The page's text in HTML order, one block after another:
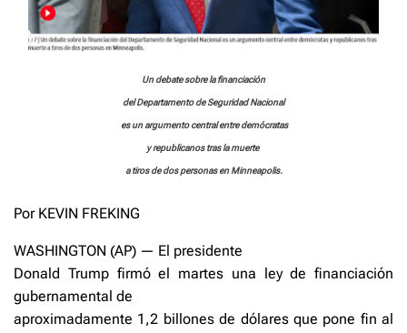
Un debate sobre la financiación
del Departamento de Seguridad Nacional
es un argumento central entre demócratas
y republicanos tras la muerte
a tiros de dos personas en Minneapolis.
Por KEVIN FREKING
WASHINGTON (AP) — El presidente
Donald Trump firmó el martes una ley de financiación
gubernamental de
aproximadamente 1,2 billones de dólares que pone fin al